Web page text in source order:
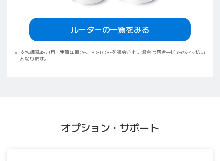
ルーターの一覧をみる
支払期間48カ月・実質年率0%。BIGLOBEを退会された場合は残金一括でのお支払い
となります。
オプション・サポート